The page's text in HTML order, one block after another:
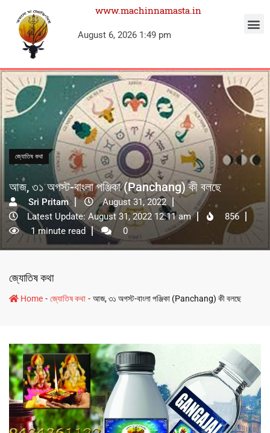
www.machinnamasta.in
August 6, 2026 1:49 pm
জ্যোতিষ কথা
আজ, ৩১ অগস্ট-বাংলা পঞ্জিকা (Panchang) কী বলছে
Sri Pritam
August 31, 2022
Latest Update: August 31, 2022 12:11 am
856
1 minute read
0
জ্যোতিষ কথা
Home - জ্যোতিষ কথা - আজ, ৩১ অগস্ট-বাংলা পঞ্জিকা (Panchang) কী বলছে